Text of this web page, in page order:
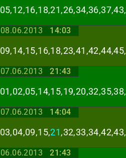
05,12,16,18,21,26,34,36,37,43,
08.06.2013 14:03
09,14,15,16,18,23,41,42,44,45,
07.06.2013 21:43
01,02,05,14,15,19,20,32,35,38,
07.06.2013 14:04
03,04,09,15,21,32,33,34,42,43,
06.06.2013 21:43